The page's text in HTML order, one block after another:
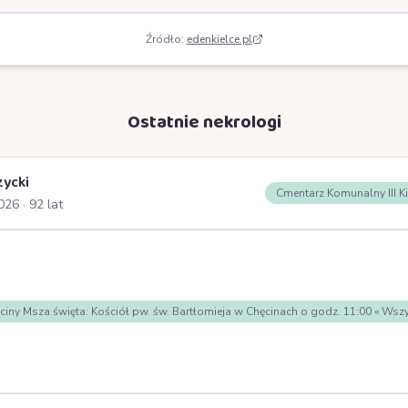
Źródło: edenkielce.pl
Ostatnie nekrologi
· 92 lat
Cmentarz Komunalny III
Msza święta: Kościół pw. św. Bartłomieja w Chęcinach o godz. 11:00 «